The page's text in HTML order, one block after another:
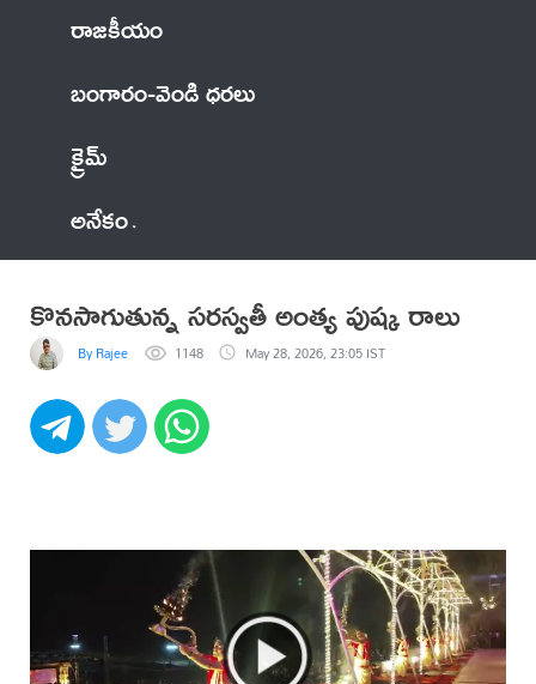
రాజకీయం
బంగారం-వెండి ధరలు
క్రైమ్
అనేకం
కొనసాగుతున్న సరస్వతీ అంత్య పుష్క రాలు
By Rajee 1148 May 28, 2026, 23:05 IST